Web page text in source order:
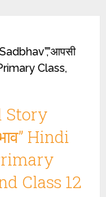
Class,
Story
Hindi
Class 12